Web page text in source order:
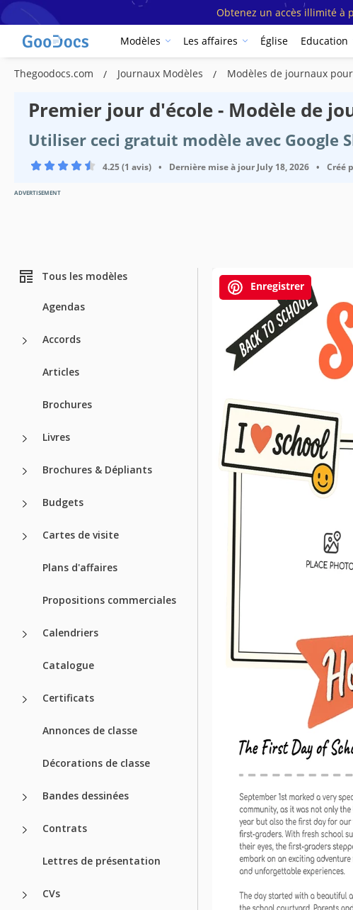
Obtenez un accès illimité à
Modèles Les affaires Église Education
Thegoodocs.com Journaux Modèles Modèles de journaux
Premier jour d'école - Modèle de
Utiliser ceci gratuit modèle avec Google
4.25 (1 avis) • Dernière mise à jour July 18, 2026 • Créé
ADVERTISEMENT
Tous les modèles
Agendas
Accords
Articles
Brochures
Livres
Brochures & Dépliants
Budgets
Cartes de visite
Plans d'affaires
Propositions commerciales
Calendriers
Catalogue
Certificats
Annonces de classe
Décorations de classe
Bandes dessinées
Contrats
Lettres de présentation
CVs
Enregistrer